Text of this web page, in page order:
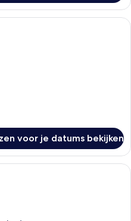
Een moderne hotelkamer met een
voor je datums bekijken
Een moderne hotelkamer met een